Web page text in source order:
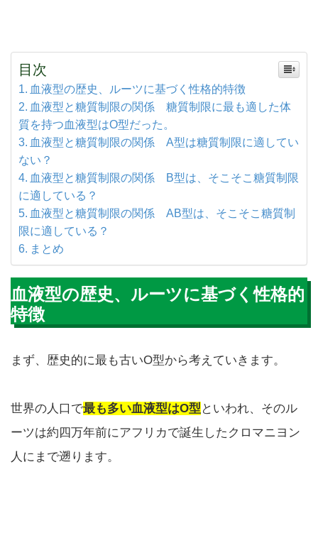
目次
血液型の歴史、ルーツに基づく性格的特徴
血液型と糖質制限の関係 糖質制限に最も適した体
質を持つ血液型はO型だった。
血液型と糖質制限の関係 A型は糖質制限に適してい
ない？
血液型と糖質制限の関係 B型は、そこそこ糖質制限
に適している？
血液型と糖質制限の関係 AB型は、そこそこ糖質制
限に適している？
まとめ
血液型の歴史、ルーツに基づく性格的
特徴
まず、歴史的に最も古いO型から考えていきます。
世界の人口で最も多い血液型はO型 といわれ、そのル
ーツは約四万年前にアフリカで誕生したクロマニヨン
人にまで遡ります。